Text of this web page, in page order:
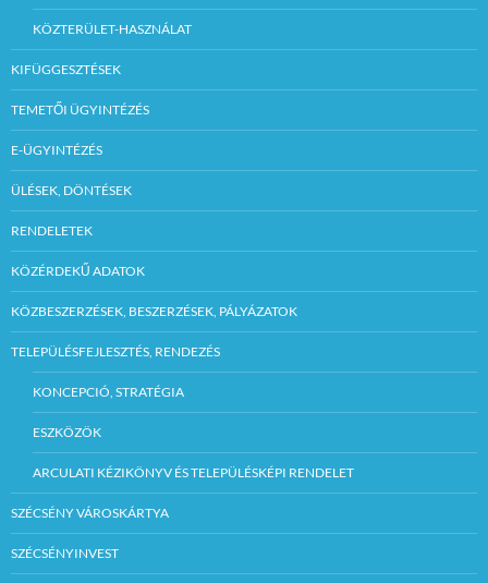
KÖZTERÜLET-HASZNÁLAT
KIFÜGGESZTÉSEK
TEMETŐI ÜGYINTÉZÉS
E-ÜGYINTÉZÉS
ÜLÉSEK, DÖNTÉSEK
RENDELETEK
KÖZÉRDEKŰ ADATOK
KÖZBESZERZÉSEK, BESZERZÉSEK, PÁLYÁZATOK
TELEPÜLÉSFEJLESZTÉS, RENDEZÉS
KONCEPCIÓ, STRATÉGIA
ESZKÖZÖK
ARCULATI KÉZIKÖNYV ÉS TELEPÜLÉSKÉPI RENDELET
SZÉCSÉNY VÁROSKÁRTYA
SZÉCSÉNYINVEST